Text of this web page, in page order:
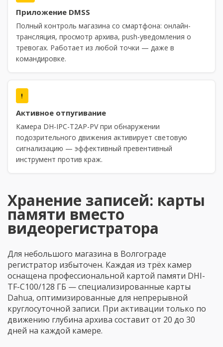
Приложение DMSS
Полный контроль магазина со смартфона: онлайн-
трансляция, просмотр архива, push-уведомления о
тревогах. Работает из любой точки — даже в
командировке.
!
Активное отпугивание
Камера DH-IPC-T2AP-PV при обнаружении
подозрительного движения активирует световую
сигнализацию — эффективный превентивный
инструмент против краж.
Хранение записей: карты
памяти вместо
видеорегистратора
Для небольшого магазина в Волгограде
регистратор избыточен. Каждая из трёх камер
оснащена профессиональной картой памяти DHI-
TF-C100/128 ГБ — специализированные карты
Dahua, оптимизированные для непрерывной
круглосуточной записи. При активации только по
движению глубина архива составит от 20 до 30
дней на каждой камере.